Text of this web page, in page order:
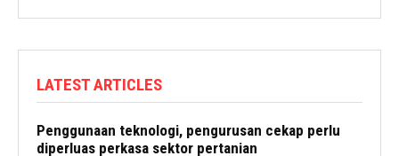
LATEST ARTICLES
Penggunaan teknologi, pengurusan cekap perlu
diperluas perkasa sektor pertanian